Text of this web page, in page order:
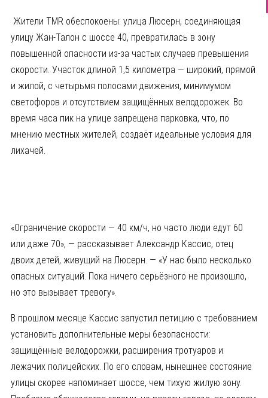
Жители TMR обеспокоены: улица Люсерн, соединяющая
улицу Жан-Талон с шоссе 40, превратилась в зону
повышенной опасности из-за частых случаев превышения
скорости. Участок длиной 1,5 километра — широкий, прямой
и жилой, с четырьмя полосами движения, минимумом
светофоров и отсутствием защищённых велодорожек. Во
время часа пик на улице запрещена парковка, что, по
мнению местных жителей, создаёт идеальные условия для
лихачей.
«Ограничение скорости — 40 км/ч, но часто люди едут 60
или даже 70», — рассказывает Александр Кассис, отец
двоих детей, живущий на Люсерн. — «У нас было несколько
опасных ситуаций. Пока ничего серьёзного не произошло,
но это вызывает тревогу».
В прошлом месяце Кассис запустил петицию с требованием
установить дополнительные меры безопасности:
защищённые велодорожки, расширения тротуаров и
лежачих полицейских. По его словам, нынешнее состояние
улицы скорее напоминает шоссе, чем тихую жилую зону.